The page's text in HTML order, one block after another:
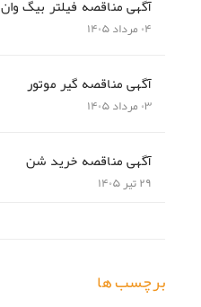
آگهی مناقصه فیلتر بیگ وان
۰۴ مرداد ۱۴۰۵
آگهی مناقصه گیر موتور
۰۳ مرداد ۱۴۰۵
آگهی مناقصه خرید شن
۲۹ تیر ۱۴۰۵
برچسب ها